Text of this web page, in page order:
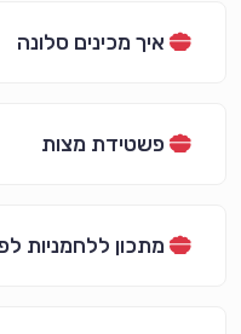
איך מכינים סלונה
פשטידת מצות
מתכון ללחמניות